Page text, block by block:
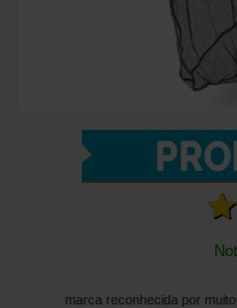
marca reconhecida por